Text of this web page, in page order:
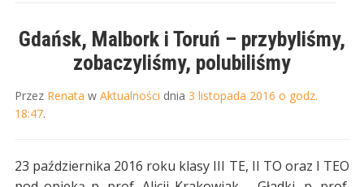
Gdańsk, Malbork i Toruń – przybyliśmy,
zobaczyliśmy, polubiliśmy
Przez Renata w Aktualności dnia 3 listopada 2016 o godz.
18:47.
23 października 2016 roku klasy III TE, II TO oraz I TEO